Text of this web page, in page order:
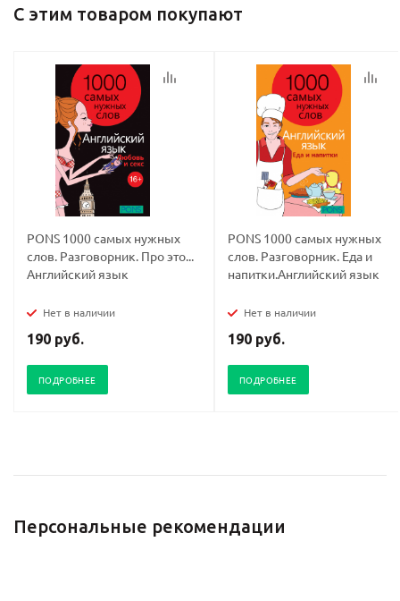
С этим товаром покупают
PONS 1000 самых нужных
слов. Разговорник. Про это...
Английский язык
Нет в наличии
190 руб.
ПОДРОБНЕЕ
PONS 1000 самых нужных
слов. Разговорник. Еда и
напитки.Английский язык
Нет в наличии
190 руб.
ПОДРОБНЕЕ
Персональные рекомендации